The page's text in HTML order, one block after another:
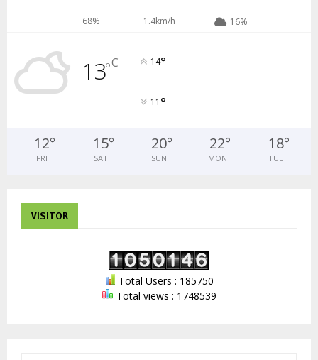
68% 1.4km/h 16%
13°C 14°
11 °
12°
FRI
15°
SAT
20°
SUN
22°
MON
18°
TUE
VISITOR
Total Users : 185750
Total views : 1748539